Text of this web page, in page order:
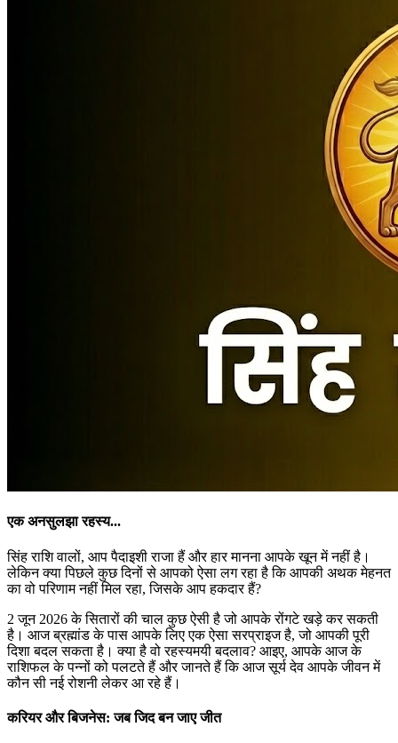
एक अनसुलझा रहस्य...
सिंह राशि वालों, आप पैदाइशी राजा हैं और हार मानना आपके खून में नहीं है।
लेकिन क्या पिछले कुछ दिनों से आपको ऐसा लग रहा है कि आपकी अथक मेहनत
का वो परिणाम नहीं मिल रहा, जिसके आप हकदार हैं?
2 जून 2026 के सितारों की चाल कुछ ऐसी है जो आपके रोंगटे खड़े कर सकती
है। आज ब्रह्मांड के पास आपके लिए एक ऐसा सरप्राइज है, जो आपकी पूरी
दिशा बदल सकता है। क्या है वो रहस्यमयी बदलाव? आइए, आपके आज के
राशिफल के पन्नों को पलटते हैं और जानते हैं कि आज सूर्य देव आपके जीवन में
कौन सी नई रोशनी लेकर आ रहे हैं।
करियर और बिजनेस: जब जिद बन जाए जीत